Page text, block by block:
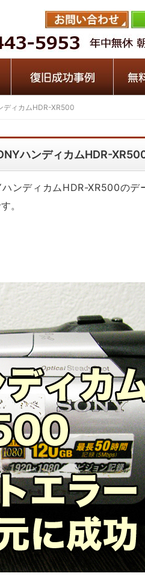
ディカムHDR-XR500
ハンディカムHDR-
ンディカムHDR-XR500のデ
。